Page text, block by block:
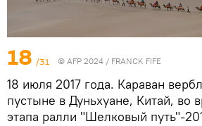
18 /31 © AFP 2024 / FRANCK FIFE
18 июля 2017 года. Караван
пустыне в Дуньхуане, Китай, во
этапа ралли "Шелковый путь"-